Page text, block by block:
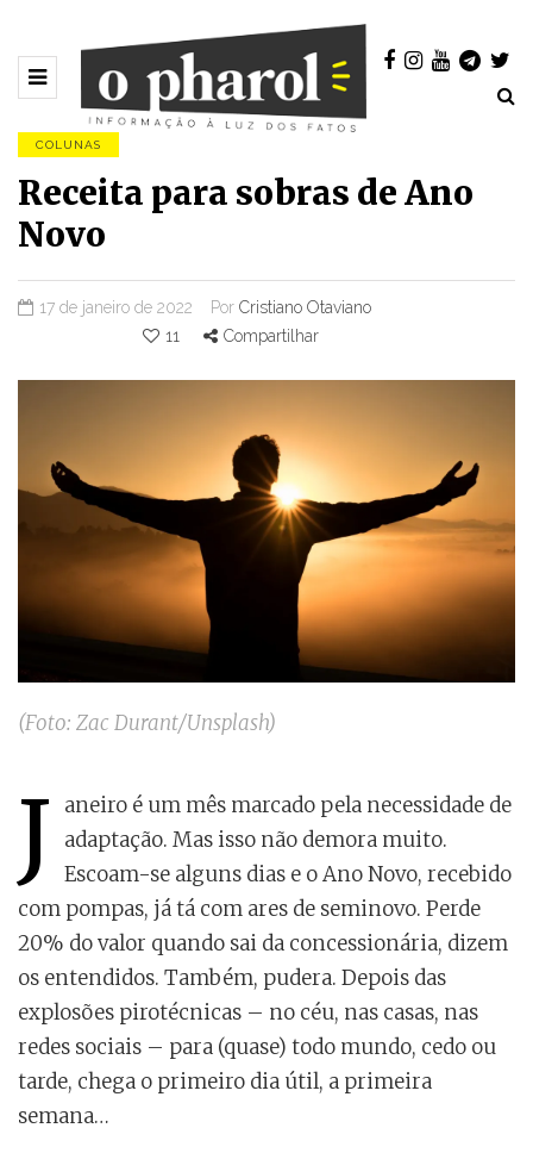
COLUNAS
Receita para sobras de Ano
Novo
17 de janeiro de 2022 Por Cristiano Otaviano
11
Compartilhar
(Foto: Zac Durant/Unsplash)
J
aneiro é um mês marcado pela necessidade de
adaptação. Mas isso não demora muito.
Escoam-se alguns dias e o Ano Novo, recebido
com pompas, já tá com ares de seminovo. Perde
20% do valor quando sai da concessionária, dizem
os entendidos. Também, pudera. Depois das
explosões pirotécnicas – no céu, nas casas, nas
redes sociais – para (quase) todo mundo, cedo ou
tarde, chega o primeiro dia útil, a primeira
semana…